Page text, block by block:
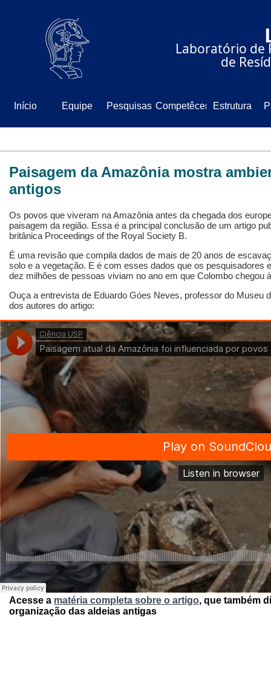
⠀⠀⠀⠀Laboratório de
⠀⠀⠀⠀⠀⠀⠀⠀⠀de
Início Equipe Pesquisas CompetêcenciaEstrutura
Paisagem da Amazônia mostra
antigos
Os povos que viveram na Amazônia antes da chegada dos
paisagem da região. Essa é a principal conclusão de um artigo
britânica Proceedings of the Royal Society B.
É uma revisão que compila dados de mais de 20 anos de
solo e a vegetação. E é com esses dados que os pesquisadores
dez milhões de pessoas viviam no ano em que Colombo chegou
Ouça a entrevista de Eduardo Góes Neves, professor do Museu
dos autores do artigo:
Acesse a matéria completa sobre o artigo, que também
organização das aldeias antigas